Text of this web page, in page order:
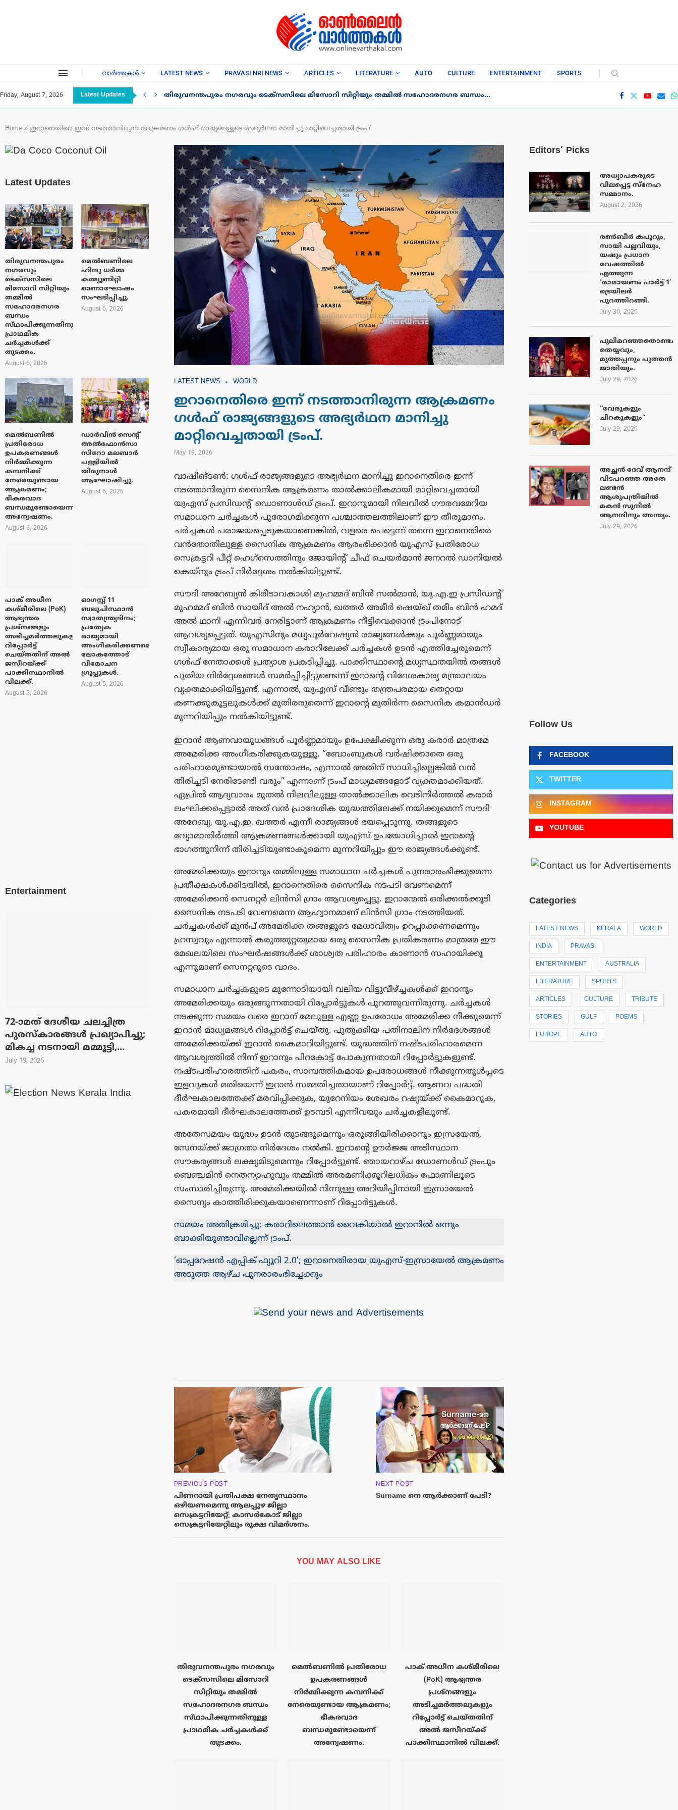
വാർത്തകൾ LATEST NEWS PRAVASI NRI NEWS ARTICLES LITERATURE AUTO CULTURE ENTERTAINMENT SPORTS
Friday, August 7, 2026 Latest Updates തിരുവനന്തപുരം നഗരവും ടെക്‌സസിലെ മിസോറി സിറ്റിയും തമ്മിൽ സഹോദരനഗര ബന്ധം...
Home » ഇറാനെതിരെ ഇന്ന് നടത്താനിരുന്ന ആക്രമണം ഗൾഫ് രാജ്യങ്ങളുടെ അഭ്യർഥന മാനിച്ചു മാറ്റിവെച്ചതായി ട്രംപ്.
LATEST NEWS WORLD
ഇറാനെതിരെ ഇന്ന് നടത്താനിരുന്ന ആക്രമണം
ഗൾഫ് രാജ്യങ്ങളുടെ അഭ്യർഥന മാനിച്ചു
മാറ്റിവെച്ചതായി ട്രംപ്.
May 19, 2026
വാഷിങ്ടൺ: ഗൾഫ് രാജ്യങ്ങളുടെ അഭ്യർഥന മാനിച്ചു ഇറാനെതിരെ ഇന്ന്
നടത്താനിരുന്ന സൈനിക ആക്രമണം താൽക്കാലികമായി മാറ്റിവെച്ചതായി
യുഎസ് പ്രസിഡന്റ് ഡൊണാൾഡ് ട്രംപ്. ഇറാനുമായി നിലവിൽ ഗൗരവമേറിയ
സമാധാന ചർച്ചകൾ പുരോഗമിക്കുന്ന പശ്ചാത്തലത്തിലാണ് ഈ തീരുമാനം.
ചർച്ചകൾ പരാജയപ്പെടുകയാണെങ്കിൽ, വളരെ പെട്ടെന്ന് തന്നെ ഇറാനെതിരെ
വൻതോതിലുള്ള സൈനിക ആക്രമണം ആരംഭിക്കാൻ യുഎസ് പ്രതിരോധ
സെക്രട്ടറി പീറ്റ് ഹെഗ്‌സെത്തിനും ജോയിന്റ് ചീഫ് ചെയർമാൻ ജനറൽ ഡാനിയൽ
കെയ്നും ട്രംപ് നിർദ്ദേശം നൽകിയിട്ടുണ്ട്.
സൗദി അറേബ്യൻ കിരീടാവകാശി മുഹമ്മദ് ബിൻ സൽമാൻ, യു.എ.ഇ പ്രസിഡന്റ്
മുഹമ്മദ് ബിൻ സായിദ് അൽ നഹ്യാൻ, ഖത്തർ അമീർ ഷെയ്ഖ് തമീം ബിൻ ഹമദ്
അൽ ഥാനി എന്നിവർ നേരിട്ടാണ് ആക്രമണം നീട്ടിവെക്കാൻ ട്രംപിനോട്
ആവശ്യപ്പെട്ടത്. യുഎസിനും മധ്യപൂർവേഷ്യൻ രാജ്യങ്ങൾക്കും പൂർണ്ണമായും
സ്വീകാര്യമായ ഒരു സമാധാന കരാറിലേക്ക് ചർച്ചകൾ ഉടൻ എത്തിച്ചേരുമെന്ന്
ഗൾഫ് നേതാക്കൾ പ്രത്യാശ പ്രകടിപ്പിച്ചു. പാക്കിസ്ഥാന്റെ മധ്യസ്ഥതയിൽ തങ്ങൾ
പുതിയ നിർദ്ദേശങ്ങൾ സമർപ്പിച്ചിട്ടുണ്ടെന്ന് ഇറാന്റെ വിദേശകാര്യ മന്ത്രാലയം
വ്യക്തമാക്കിയിട്ടുണ്ട്. എന്നാൽ, യുഎസ് വീണ്ടും തന്ത്രപരമായ തെറ്റായ
കണക്കുകൂട്ടലുകൾക്ക് മുതിരരുതെന്ന് ഇറാന്റെ മുതിർന്ന സൈനിക കമാൻഡർ
മുന്നറിയിപ്പും നൽകിയിട്ടുണ്ട്.
ഇറാൻ ആണവായുധങ്ങൾ പൂർണ്ണമായും ഉപേക്ഷിക്കുന്ന ഒരു കരാർ മാത്രമേ
അമേരിക്ക അംഗീകരിക്കുകയുള്ളൂ. “ബോംബുകൾ വർഷിക്കാതെ ഒരു
പരിഹാരമുണ്ടായാൽ സന്തോഷം, എന്നാൽ അതിന് സാധിച്ചില്ലെങ്കിൽ വൻ
തിരിച്ചടി നേരിടേണ്ടി വരും” എന്നാണ് ട്രംപ് മാധ്യമങ്ങളോട് വ്യക്തമാക്കിയത്.
ഏപ്രിൽ ആദ്യവാരം മുതൽ നിലവിലുള്ള താൽക്കാലിക വെടിനിർത്തൽ കരാർ
ലംഘിക്കപ്പെട്ടാൽ അത് വൻ പ്രാദേശിക യുദ്ധത്തിലേക്ക് നയിക്കുമെന്ന് സൗദി
അറേബ്യ, യു.എ.ഇ, ഖത്തർ എന്നീ രാജ്യങ്ങൾ ഭയപ്പെടുന്നു. തങ്ങളുടെ
വ്യോമാതിർത്തി ആക്രമണങ്ങൾക്കായി യുഎസ് ഉപയോഗിച്ചാൽ ഇറാന്റെ
ഭാഗത്തുനിന്ന് തിരിച്ചടിയുണ്ടാകുമെന്ന മുന്നറിയിപ്പും ഈ രാജ്യങ്ങൾക്കുണ്ട്.
അമേരിക്കയും ഇറാനും തമ്മിലുള്ള സമാധാന ചർച്ചകൾ പുനരാരംഭിക്കുമെന്ന
പ്രതീക്ഷകൾക്കിടയിൽ, ഇറാനെതിരെ സൈനിക നടപടി വേണമെന്ന്
അമേരിക്കൻ സെനറ്റർ ലിൻസി ഗ്രാം ആവശ്യപ്പെട്ടു. ഇറാന്മേൽ ഒരിക്കൽക്കൂടി
സൈനിക നടപടി വേണമെന്ന ആഹ്വാനമാണ് ലിൻസി ഗ്രാം നടത്തിയത്.
ചർച്ചകൾക്ക് മുൻപ് അമേരിക്ക തങ്ങളുടെ മേധാവിത്വം ഉറപ്പാക്കണമെന്നും
ഹ്രസ്വവും എന്നാൽ കരുത്തുറ്റതുമായ ഒരു സൈനിക പ്രതികരണം മാത്രമേ ഈ
മേഖലയിലെ സംഘർഷങ്ങൾക്ക് ശാശ്വത പരിഹാരം കാണാൻ സഹായിക്കൂ
എന്നുമാണ് സെനറ്ററുടെ വാദം.
സമാധാന ചർച്ചകളുടെ മുന്നോടിയായി വലിയ വിട്ടുവീഴ്ച്ചകൾക്ക് ഇറാനും
അമേരിക്കയും ഒരുങ്ങുന്നതായി റിപ്പോർട്ടുകൾ പുറത്തുവന്നിരുന്നു. ചർച്ചകൾ
നടക്കുന്ന സമയം വരെ ഇറാന് മേലുള്ള എണ്ണ ഉപരോധം അമേരിക്ക നീക്കുമെന്ന്
ഇറാൻ മാധ്യമങ്ങൾ റിപ്പോർട്ട് ചെയ്തു. പുതുക്കിയ പതിനാലിന നിർദേശങ്ങൾ
അമേരിക്കയ്ക്ക് ഇറാൻ കൈമാറിയിട്ടുണ്ട്. യുദ്ധത്തിന് നഷ്ടപരിഹാരമെന്ന
ആവശ്യത്തിൽ നിന്ന് ഇറാനും പിറകോട്ട് പോകുന്നതായി റിപ്പോർട്ടുകളുണ്ട്.
നഷ്ടപരിഹാരത്തിന് പകരം, സാമ്പത്തികമായ ഉപരോധങ്ങൾ നീക്കുന്നതുൾപ്പടെ
ഇളവുകൾ മതിയെന്ന് ഇറാൻ സമ്മതിച്ചതായാണ് റിപ്പോർട്ട്. ആണവ പദ്ധതി
ദീർഘകാലത്തേക്ക് മരവിപ്പിക്കുക, യുറേനിയം ശേഖരം റഷ്യയ്ക്ക് കൈമാറുക,
പകരമായി ദീർഘകാലത്തേക്ക് ഉടമ്പടി എന്നിവയും ചർച്ചകളിലുണ്ട്.
അതേസമയം യുദ്ധം ഉടന്‍ തുടങ്ങുമെന്നും ഒരുങ്ങിയിരിക്കാനും ഇസ്രയേല്‍,
സേനയ്ക്ക് ജാഗ്രതാ നിര്‍ദേശം നല്‍കി. ഇറാന്റെ ഊര്‍ജ്ജ അടിസ്ഥാന
സൗകര്യങ്ങള്‍ ലക്ഷ്യമിടുമെന്നും റിപ്പോര്‍ട്ടുണ്ട്. ഞായറാഴ്ച ഡോണള്‍ഡ് ട്രംപും
ബെഞ്ചമിന്‍ നെതന്യാഹുവും തമ്മില്‍ അരമണിക്കൂറിലധികം ഫോണിലൂടെ
സംസാരിച്ചിരുന്നു. അമേരിക്കയില്‍ നിന്നുള്ള അറിയിപ്പിനായി ഇസ്രായേല്‍
സൈന്യം കാത്തിരിക്കുകയാണെന്നാണ് റിപ്പോർട്ടുകൾ.
സമയം അതിക്രമിച്ചു; കരാറിലെത്താൻ വൈകിയാൽ ഇറാനിൽ ഒന്നും
ബാക്കിയുണ്ടാവില്ലെന്ന് ട്രംപ്.
‘ഓപ്പറേഷൻ എപ്പിക് ഫ്യൂറി 2.0’; ഇറാനെതിരായ യുഎസ്-ഇസ്രായേൽ ആക്രമണം
അടുത്ത ആഴ്ച പുനരാരംഭിച്ചേക്കും
PREVIOUS POST
പിണറായി പ്രതിപക്ഷ നേതൃസ്ഥാനം
ഒഴിയണമെന്നു ആലപ്പുഴ ജില്ലാ
സെക്രട്ടറിയേറ്റ്; കാസർകോട് ജില്ലാ
സെക്രട്ടറിയേറ്റിലും രൂക്ഷ വിമർശനം.
NEXT POST
Surname നെ ആർക്കാണ് പേടി?
YOU MAY ALSO LIKE
തിരുവനന്തപുരം നഗരവും
ടെക്‌സസിലെ മിസോറി
സിറ്റിയും തമ്മിൽ
സഹോദരനഗര ബന്ധം
സ്‌ഥാപിക്കുന്നതിനുള്ള
പ്രാഥമിക ചർച്ചകൾക്ക്
തുടക്കം.
മെൽബണിൽ പ്രതിരോധ
ഉപകരണങ്ങൾ
നിർമ്മിക്കുന്ന കമ്പനിക്ക്
നേരെയുണ്ടായ ആക്രമണം;
ഭീകരവാദ
ബന്ധമുണ്ടോയെന്ന്
അന്വേഷണം.
പാക് അധീന കശ്മീരിലെ
(PoK) ആഭ്യന്തര
പ്രശ്നങ്ങളും
അടിച്ചമർത്തലുകളും
റിപ്പോർട്ട് ചെയ്തതിന്
അൽ ജസീറയ്‌ക്ക്
പാക്കിസ്ഥാനിൽ വിലക്ക്.
Editors’ Picks
അധ്യാപകരുടെ
വിലപ്പെട്ട സ്നേഹ
സമ്മാനം.
August 2, 2026
രൺബീർ കപൂറും,
സായി പല്ലവിയും,
യഷും പ്രധാന
വേഷത്തിൽ
എത്തുന്ന
‘രാമായണം പാർട്ട് 1’
ട്രെയിലർ
പുറത്തിറങ്ങി.
July 30, 2026
തെയ്യവും,
മുത്തപ്പനും പുത്തൻ
ജാതിയും.
July 29, 2026
“വേരുകളും
ചിറകുകളും”
July 29, 2026
അച്ഛൻ ദേവ് ആനന്ദ്
വിടപറഞ്ഞ അതേ
ലണ്ടൻ
ആശുപത്രിയിൽ
മകൻ സുനിൽ
ആനന്ദിനും അന്ത്യം.
July 29, 2026
Follow Us
FACEBOOK
TWITTER
INSTAGRAM
YOUTUBE
Categories
LATEST NEWS KERALA WORLD
INDIA PRAVASI
ENTERTAINMENT AUSTRALIA
LITERATURE SPORTS
ARTICLES CULTURE TRIBUTE
STORIES GULF POEMS
EUROPE AUTO
Latest Updates
തിരുവനന്തപുരം
നഗരവും
ടെക്‌സസിലെ
മിസോറി സിറ്റിയും
തമ്മിൽ
സഹോദരനഗര
ബന്ധം
സ്‌ഥാപിക്കുന്നതിനുള്ള
പ്രാഥമിക
ചർച്ചകൾക്ക്
തുടക്കം.
August 6, 2026
മെൽബണിലെ
ഹിന്ദു ധർമ്മ
കമ്മ്യൂണിറ്റി
ഓണാഘോഷം
സംഘടിപ്പിച്ചു.
August 6, 2026
മെൽബണിൽ
പ്രതിരോധ
ഉപകരണങ്ങൾ
നിർമ്മിക്കുന്ന
കമ്പനിക്ക്
നേരെയുണ്ടായ
ആക്രമണം;
ഭീകരവാദ
ബന്ധമുണ്ടോയെന്ന്
അന്വേഷണം.
August 6, 2026
ഡാർവിൻ സെന്റ്
അൽഫോൻസാ
സിറോ മലബാർ
പള്ളിയിൽ
തിരുനാൾ
ആഘോഷിച്ചു.
August 6, 2026
പാക് അധീന
കശ്മീരിലെ (PoK)
ആഭ്യന്തര
പ്രശ്നങ്ങളും
അടിച്ചമർത്തലുകളും
റിപ്പോർട്ട്
ചെയ്തതിന് അൽ
ജസീറയ്‌ക്ക്
പാക്കിസ്ഥാനിൽ
വിലക്ക്.
August 5, 2026
ഓഗസ്റ്റ് 11
ബലൂചിസ്ഥാൻ
സ്വാതന്ത്ര്യദിനം;
പ്രത്യേക
രാജ്യമായി
അംഗീകരിക്കണമെന്ന്
ലോകത്തോട്
വിമോചന
ഗ്രൂപ്പുകൾ.
August 5, 2026
Entertainment
72-ാമത് ദേശീയ ചലച്ചിത്ര
പുരസ്‌കാരങ്ങള്‍ പ്രഖ്യാപിച്ചു;
മികച്ച നടനായി മമ്മൂട്ടി,...
July 19, 2026